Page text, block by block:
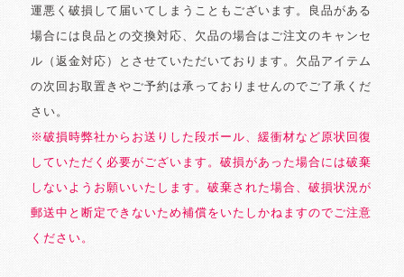
運悪く破損して届いてしまうこともございます。良品がある
場合には良品との交換対応、欠品の場合はご注文のキャンセ
ル（返金対応）とさせていただいております。欠品アイテム
の次回お取置きやご予約は承っておりませんのでご了承くだ
さい。
※破損時弊社からお送りした段ボール、緩衝材など原状回復
していただく必要がございます。破損があった場合には破棄
しないようお願いいたします。破棄された場合、破損状況が
郵送中と断定できないため補償をいたしかねますのでご注意
ください。